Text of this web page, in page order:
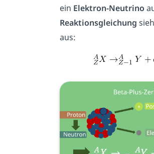
ein Elektron-Neutrino
Reaktionsgleichung
aus: